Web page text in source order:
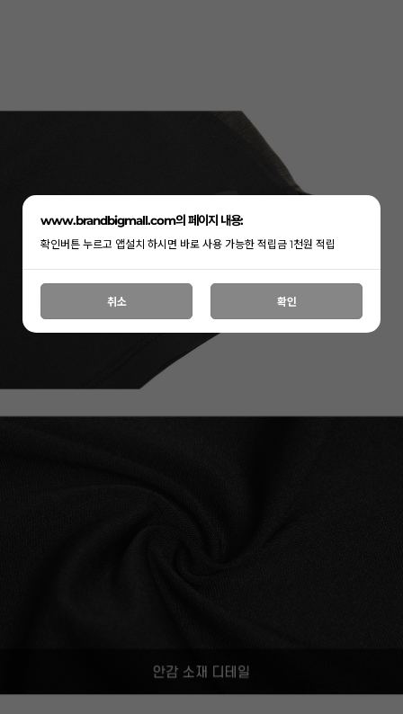
www.brandbigmall.com의 페이지 내용:
확인버튼 누르고 앱설치 하시면 바로 사용 가능한 적립금 1천원 적립
취소 확인